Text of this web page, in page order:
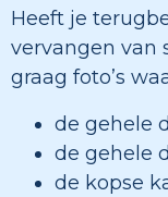
Heeft je
vervangen van
graag foto’s
de gehele
de gehele
de kopse